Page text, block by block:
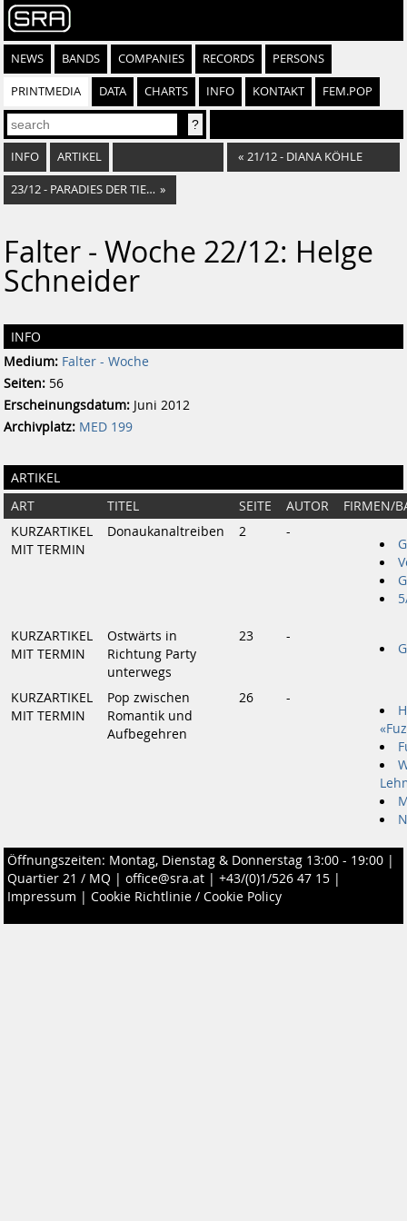
NEWS BANDS COMPANIES RECORDS PERSONS
PRINTMEDIA DATA CHARTS INFO KONTAKT FEM.POP
INFO ARTIKEL « 21/12 - DIANA KÖHLE
23/12 - PARADIES DER TIERE »
Falter - Woche 22/12: Helge
Schneider
INFO
Medium: Falter - Woche
Seiten: 56
Erscheinungsdatum: Juni 2012
Archivplatz: MED 199
ARTIKEL
ART TITEL SEITE AUTOR
FIRMEN/
KURZARTIKEL
MIT TERMIN
Donaukanaltreiben 2 -
KURZARTIKEL
MIT TERMIN
Ostwärts in
Richtung Party
unterwegs
23 -
KURZARTIKEL
MIT TERMIN
Pop zwischen
Romantik und
Aufbegehren
26 -
Öffnungszeiten: Montag, Dienstag & Donnerstag 13:00 - 19:00 |
Quartier 21 / MQ | office@sra.at | +43/(0)1/526 47 15 |
Impressum | Cookie Richtlinie / Cookie Policy